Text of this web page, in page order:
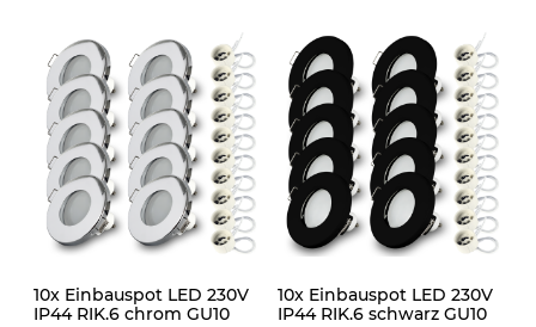
10x Einbauspot LED 230V
IP44 RIK.6 chrom GU10
10x Einbauspot LED 230V
IP44 RIK.6 schwarz GU10